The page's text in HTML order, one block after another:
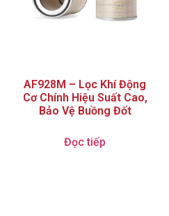
AF928M – Lọc Khí Động
Cơ Chính Hiệu Suất Cao,
Bảo Vệ Buồng Đốt
Đọc tiếp